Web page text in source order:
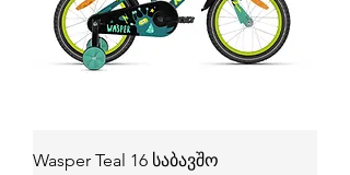
Wasper Teal 16 საბავშო